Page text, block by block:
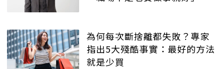
為何每次斷捨離都失敗？專家
指出5大殘酷事實：最好的方法
就是少買